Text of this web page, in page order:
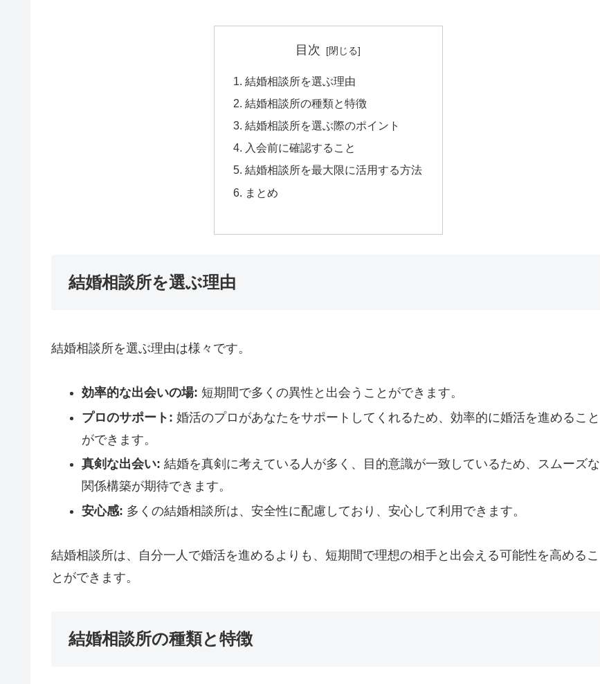
目次
結婚相談所を選ぶ理由
結婚相談所の種類と特徴
結婚相談所を選ぶ際のポイント
入会前に確認すること
結婚相談所を最大限に活用する方法
まとめ
結婚相談所を選ぶ理由
結婚相談所を選ぶ理由は様々です。
効率的な出会いの場: 短期間で多くの異性と出会うことができます。
プロのサポート: 婚活のプロがあなたをサポートしてくれるため、効率的に婚活を進めること
ができます。
真剣な出会い: 結婚を真剣に考えている人が多く、目的意識が一致しているため、スムーズな
関係構築が期待できます。
安心感: 多くの結婚相談所は、安全性に配慮しており、安心して利用できます。
結婚相談所は、自分一人で婚活を進めるよりも、短期間で理想の相手と出会える可能性を高めるこ
とができます。
結婚相談所の種類と特徴